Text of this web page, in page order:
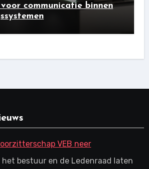
communicatie binnen
VEB neer
bestuur en de Ledenraad laten